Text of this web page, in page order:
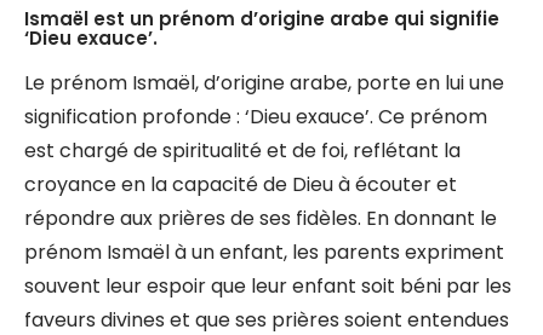
Ismaël est un prénom d’origine arabe qui signifie
‘Dieu exauce’.
Le prénom Ismaël, d’origine arabe, porte en lui une
signification profonde : ‘Dieu exauce’. Ce prénom
est chargé de spiritualité et de foi, reflétant la
croyance en la capacité de Dieu à écouter et
répondre aux prières de ses fidèles. En donnant le
prénom Ismaël à un enfant, les parents expriment
souvent leur espoir que leur enfant soit béni par les
faveurs divines et que ses prières soient entendues